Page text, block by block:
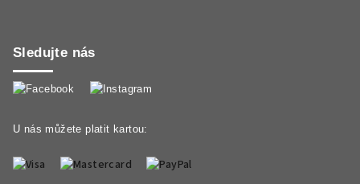
Sledujte nás
U nás můžete platit kartou: